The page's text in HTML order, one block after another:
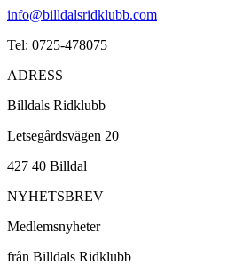
info@billdalsridklubb.com
Tel: 0725-478075
ADRESS
Billdals Ridklubb
Letsegårdsvägen 20
427 40 Billdal
NYHETSBREV
Medlemsnyheter
från Billdals Ridklubb